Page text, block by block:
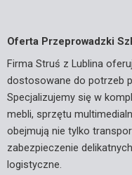
Oferta Przeprowadzki
Firma Struś z Lublina
dostosowane do potrzeb
Specjalizujemy się w
mebli, sprzętu
obejmują nie tylko
zabezpieczenie
logistyczne.